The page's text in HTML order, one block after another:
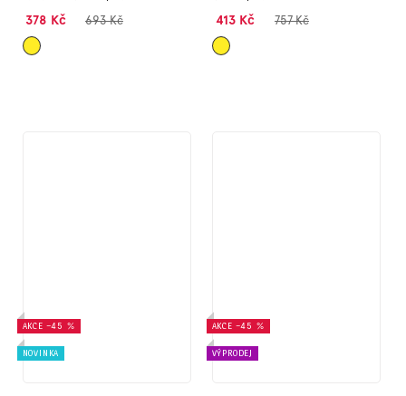
378 Kč 693 Kč
Žlutá
413 Kč 757 Kč
Žlutá
AKCE –45 %
NOVINKA
AKCE –45 %
VÝPRODEJ